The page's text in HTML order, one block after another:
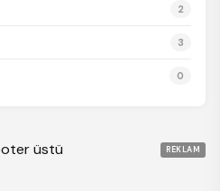
2
3
0
REKLAM